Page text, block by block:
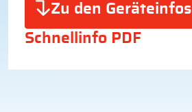
Zu den Geräteinfos
Schnellinfo PDF